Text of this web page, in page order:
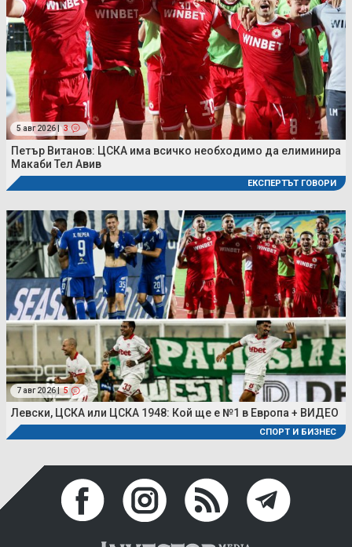
5 авг 2026 | 3
Петър Витанов: ЦСКА има всичко необходимо да елиминира
Макаби Тел Авив
ЕКСПЕРТЪТ ГОВОРИ
7 авг 2026 | 5
Левски, ЦСКА или ЦСКА 1948: Кой ще е №1 в Европа + ВИДЕО
СПОРТ И БИЗНЕС